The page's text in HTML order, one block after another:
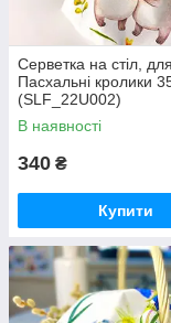
Серветка на стіл,
Пасхальні кролики
(SLF_22U002)
В наявності
340 ₴
Купити